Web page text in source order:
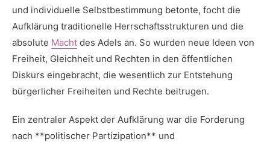
und individuelle Selbstbestimmung ‍betonte, focht die
Aufklärung ‍traditionelle Herrschaftsstrukturen und die
absolute Macht ‍des Adels an. So wurden neue ‍Ideen von
Freiheit, Gleichheit und Rechten​ in den öffentlichen
Diskurs eingebracht, ‌die wesentlich zur Entstehung
bürgerlicher ​Freiheiten und Rechte‌ beitrugen.
Ein⁢ zentraler Aspekt der Aufklärung war die Forderung
nach **politischer Partizipation** und